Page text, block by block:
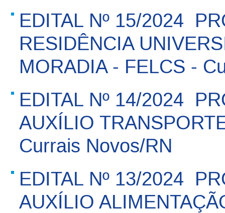
EDITAL Nº 15/2024 
RESIDÊNCIA
MORADIA - FELCS -
EDITAL Nº 14/2024 
AUXÍLIO
Currais Novos/RN
EDITAL Nº 13/2024 
AUXÍLIO